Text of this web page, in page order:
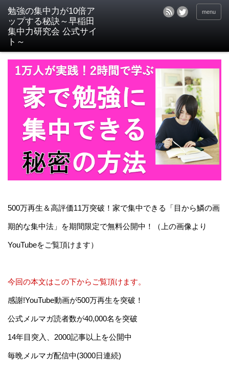
menu
500万再生＆高評価11万突破！家で集中できる「目から鱗の画
期的な集中法」を期間限定で無料公開中！（上の画像より
YouTubeをご覧頂けます）
今回の本文はこの下からご覧頂けます。
感謝!YouTube動画が500万再生を突破！
公式メルマガ読者数が40,000名を突破
14年目突入、2000記事以上を公開中
毎晩メルマガ配信中(3000日連続)